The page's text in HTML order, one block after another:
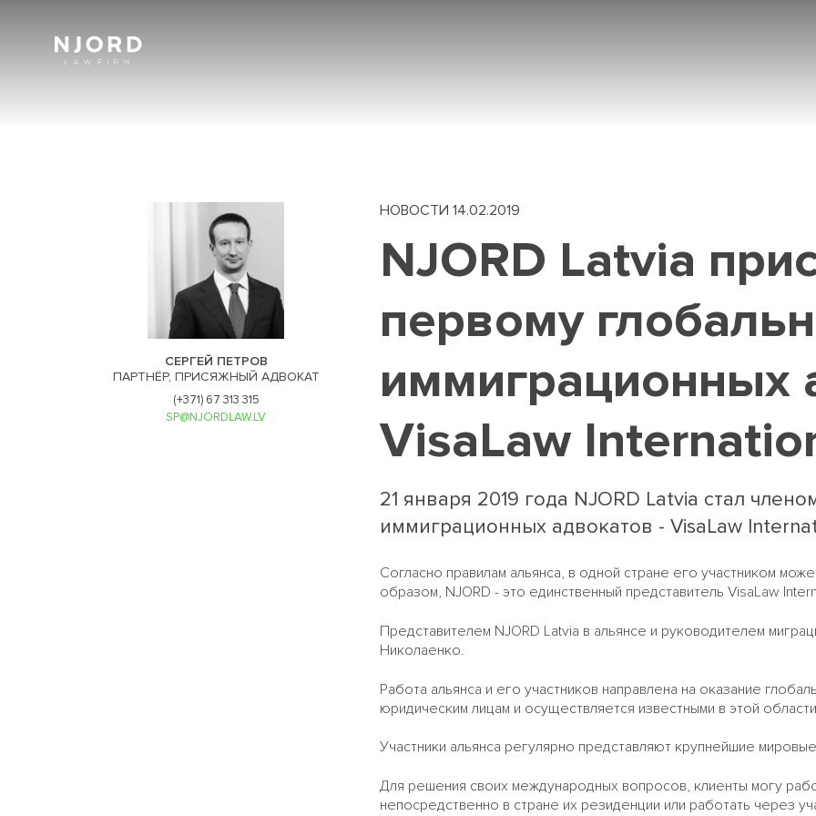
НОВОСТИ 14.02.2019
NJORD Latvia
первому
иммиграционных
VisaLaw
21 января 2019 года NJORD Latvia стал
иммиграционных адвокатов - VisaLaw
Согласно правилам альянса, в одной стране его участником
образом, NJORD - это единственный представитель VisaLaw
Представителем NJORD Latvia в альянсе и руководителем
Николаенко.
Работа альянса и его участников направлена на оказание
юридическим лицам и осуществляется известными в этой
Участники альянса регулярно представляют крупнейшие
Для решения своих международных вопросов, клиенты могу
непосредственно в стране их резиденции или работать через
СЕРГЕЙ ПЕТРОВ
ПАРТНЁР, ПРИСЯЖНЫЙ АДВОКАТ
(+371) 67 313 315
SP@NJORDLAW.LV